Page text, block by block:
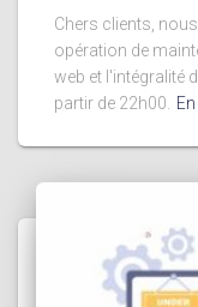
Chers clients,
opération de
web et l'intégralité
partir de 22h00.